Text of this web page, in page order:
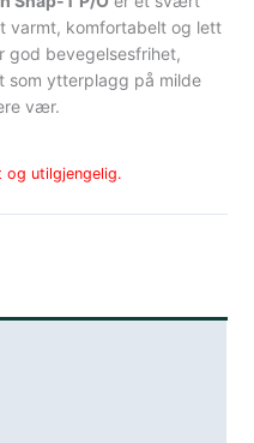
varmt, komfortabelt og lett
god bevegelsesfrihet,
som ytterplagg på milde
vær.
utilgjengelig.